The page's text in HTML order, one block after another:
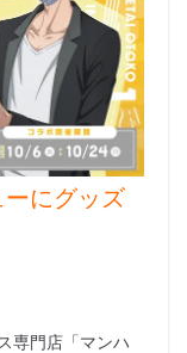
ーにグッズ
専門店「マンハ